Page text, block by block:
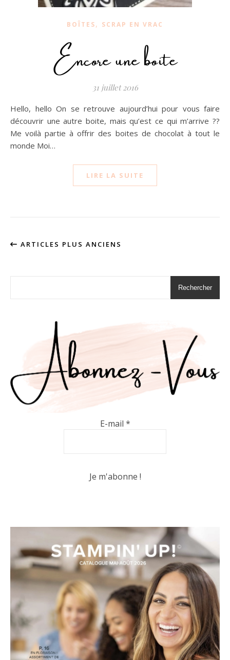
BOÎTES, SCRAP EN VRAC
Encore une boite
31 juillet 2016
Hello, hello On se retrouve aujourd’hui pour vous faire
découvrir une autre boite, mais qu’est ce qui m’arrive ??
Me voilà partie à offrir des boites de chocolat à tout le
monde Moi…
LIRE LA SUITE
ARTICLES PLUS ANCIENS
Rechercher
E-mail *